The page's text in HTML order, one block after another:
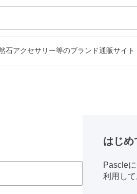
石アクセサリー等のブランド通販サイト
はじめ
Pascle
利用し